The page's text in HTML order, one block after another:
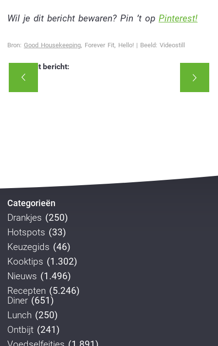
Wil je dit bericht bewaren? Pin ’t op Pinterest!
Bron: Good Housekeeping, Forever Fit, Hello! | Beeld: Videostill
Deel dit bericht:
Categorieën
Drankjes (250)
Hotspots (33)
Keuzegids (46)
Kooktips (1.302)
Nieuws (1.496)
Recepten (5.246)
Diner (651)
Lunch (250)
Ontbijt (241)